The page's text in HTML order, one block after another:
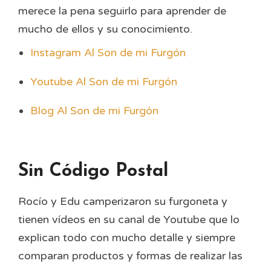
merece la pena seguirlo para aprender de
mucho de ellos y su conocimiento.
Instagram Al Son de mi Furgón
Youtube Al Son de mi Furgón
Blog Al Son de mi Furgón
Sin Código Postal
Rocío y Edu camperizaron su furgoneta y
tienen vídeos en su canal de Youtube que lo
explican todo con mucho detalle y siempre
comparan productos y formas de realizar las